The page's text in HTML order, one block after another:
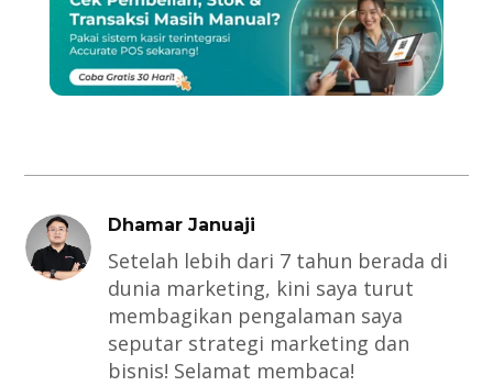
Dhamar Januaji
Setelah lebih dari 7 tahun berada di
dunia marketing, kini saya turut
membagikan pengalaman saya
seputar strategi marketing dan
bisnis! Selamat membaca!